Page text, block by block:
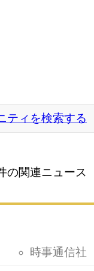
ティを検索する
の関連ニュース
時事通信社